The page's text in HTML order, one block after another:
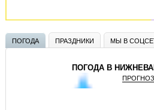
ПОГОДА ПРАЗДНИКИ МЫ В
ПОГОДА В